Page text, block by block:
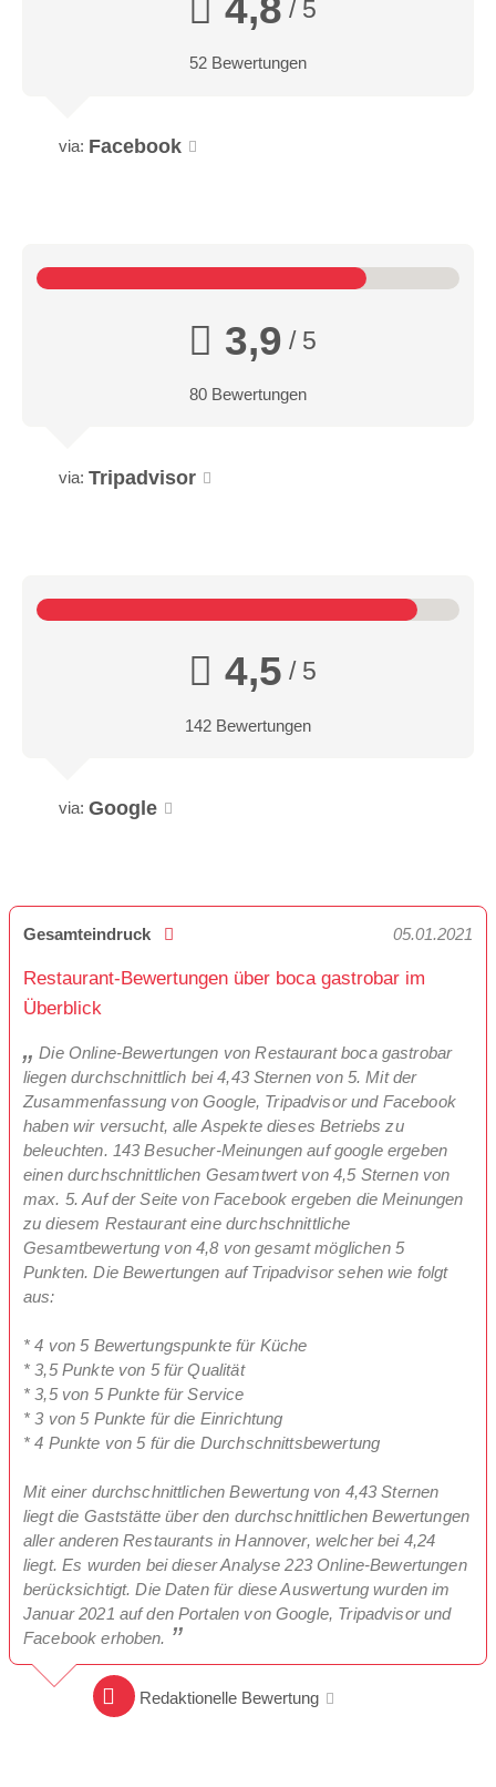
4,8 / 5
52 Bewertungen
via: Facebook
3,9 / 5
80 Bewertungen
via: Tripadvisor
4,5 / 5
142 Bewertungen
via: Google
Gesamteindruck 05.01.2021
Restaurant-Bewertungen über boca gastrobar im
Überblick
Die Online-Bewertungen von Restaurant boca gastrobar
liegen durchschnittlich bei 4,43 Sternen von 5. Mit der
Zusammenfassung von Google, Tripadvisor und Facebook
haben wir versucht, alle Aspekte dieses Betriebs zu
beleuchten. 143 Besucher-Meinungen auf google ergeben
einen durchschnittlichen Gesamtwert von 4,5 Sternen von
max. 5. Auf der Seite von Facebook ergeben die Meinungen
zu diesem Restaurant eine durchschnittliche
Gesamtbewertung von 4,8 von gesamt möglichen 5
Punkten. Die Bewertungen auf Tripadvisor sehen wie folgt
aus:
* 4 von 5 Bewertungspunkte für Küche
* 3,5 Punkte von 5 für Qualität
* 3,5 von 5 Punkte für Service
* 3 von 5 Punkte für die Einrichtung
* 4 Punkte von 5 für die Durchschnittsbewertung
Mit einer durchschnittlichen Bewertung von 4,43 Sternen
liegt die Gaststätte über den durchschnittlichen Bewertungen
aller anderen Restaurants in Hannover, welcher bei 4,24
liegt. Es wurden bei dieser Analyse 223 Online-Bewertungen
berücksichtigt. Die Daten für diese Auswertung wurden im
Januar 2021 auf den Portalen von Google, Tripadvisor und
Facebook erhoben.
Redaktionelle Bewertung